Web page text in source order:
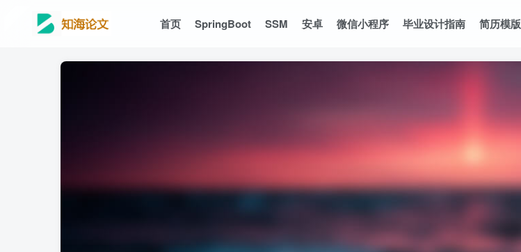
首页 SpringBoot SSM 安卓 微信小程序 毕业设计指南 简历模版